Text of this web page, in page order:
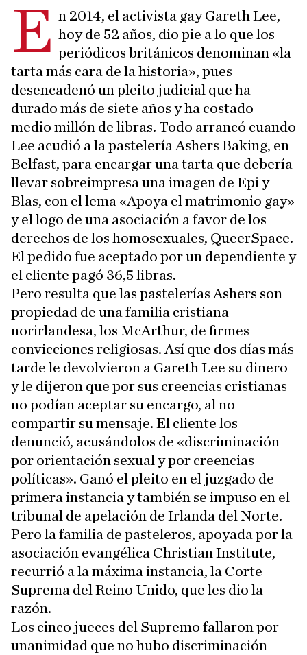
E n 2014, el activista gay Gareth Lee,
hoy de 52 años, dio pie a lo que los
periódicos británicos denominan «la
tarta más cara de la historia», pues
desencadenó un pleito judicial que ha
durado más de siete años y ha costado
medio millón de libras. Todo arrancó cuando
Lee acudió a la pastelería Ashers Baking, en
Belfast, para encargar una tarta que debería
llevar sobreimpresa una imagen de Epi y
Blas, con el lema «Apoya el matrimonio gay»
y el logo de una asociación a favor de los
derechos de los homosexuales, QueerSpace.
El pedido fue aceptado por un dependiente y
el cliente pagó 36,5 libras.
Pero resulta que las pastelerías Ashers son
propiedad de una familia cristiana
norirlandesa, los McArthur, de firmes
convicciones religiosas. Así que dos días más
tarde le devolvieron a Gareth Lee su dinero
y le dijeron que por sus creencias cristianas
no podían aceptar su encargo, al no
compartir su mensaje. El cliente los
denunció, acusándolos de «discriminación
por orientación sexual y por creencias
políticas». Ganó el pleito en el juzgado de
primera instancia y también se impuso en el
tribunal de apelación de Irlanda del Norte.
Pero la familia de pasteleros, apoyada por la
asociación evangélica Christian Institute,
recurrió a la máxima instancia, la Corte
Suprema del Reino Unido, que les dio la
razón.
Los cinco jueces del Supremo fallaron por
unanimidad que no hubo discriminación